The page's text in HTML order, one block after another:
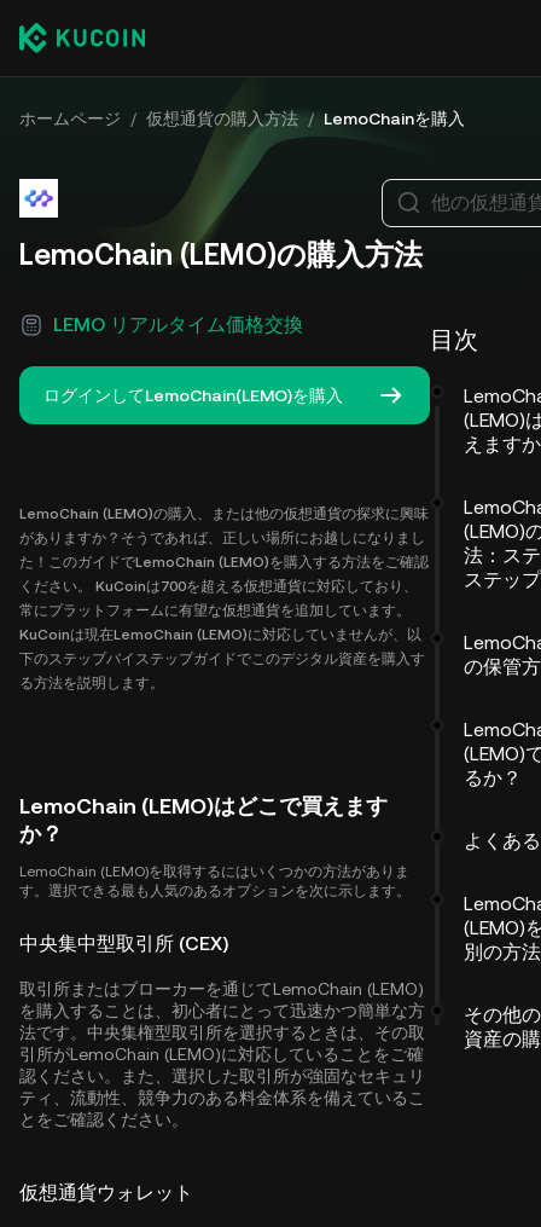
ホームページ / 仮想通貨の購入方法 / LemoChainを購入
LemoChain (LEMO)の購入方法
LEMO リアルタイム価格交換
ログインしてLemoChain(LEMO)を購入
LemoChain (LEMO)の購入、または他の仮想通貨の探求に興味
がありますか？そうであれば、正しい場所にお越しになりまし
た！このガイドでLemoChain (LEMO)を購入する方法をご確認
ください。 KuCoinは700を超える仮想通貨に対応しており、
常にプラットフォームに有望な仮想通貨を追加しています。
KuCoinは現在LemoChain (LEMO)に対応していませんが、以
下のステップバイステップガイドでこのデジタル資産を購入す
る方法を説明します。
LemoChain (LEMO)はどこで買えます
か？
LemoChain (LEMO)を取得するにはいくつかの方法がありま
す。選択できる最も人気のあるオプションを次に示します。
中央集中型取引所 (CEX)
取引所またはブローカーを通じてLemoChain (LEMO)
を購入することは、初心者にとって迅速かつ簡単な方
法です。中央集権型取引所を選択するときは、その取
引所がLemoChain (LEMO)に対応していることをご確
認ください。また、選択した取引所が強固なセキュリ
ティ、流動性、競争力のある料金体系を備えているこ
とをご確認ください。
仮想通貨ウォレット
他の仮想通
目次
(LEMO)
えます
(LEMO)
法：ス
ステッ
の保管
(LEMO)
るか？
よくあ
(LEMO)
別の方法
その他
資産の